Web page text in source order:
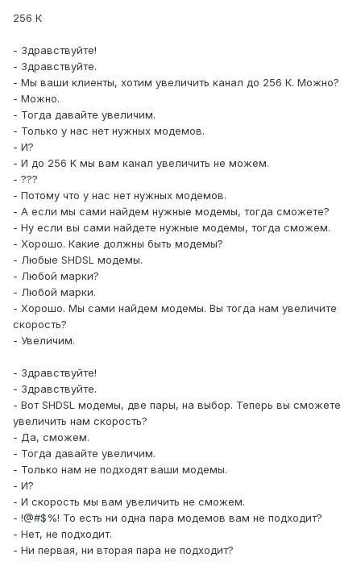
256 К
- Здравствуйте!
- Здравствуйте.
- Мы ваши клиенты, хотим увеличить канал до 256 К. Можно?
- Можно.
- Тогда давайте увеличим.
- Только у нас нет нужных модемов.
- И?
- И до 256 К мы вам канал увеличить не можем.
- ???
- Потому что у нас нет нужных модемов.
- А если мы сами найдем нужные модемы, тогда сможете?
- Ну если вы сами найдете нужные модемы, тогда сможем.
- Хорошо. Какие должны быть модемы?
- Любые SHDSL модемы.
- Любой марки?
- Любой марки.
- Хорошо. Мы сами найдем модемы. Вы тогда нам увеличите
скорость?
- Увеличим.
- Здравствуйте!
- Здравствуйте.
- Вот SHDSL модемы, две пары, на выбор. Теперь вы сможете
увеличить нам скорость?
- Да, сможем.
- Тогда давайте увеличим.
- Только нам не подходят ваши модемы.
- И?
- И скорость мы вам увеличить не сможем.
- !@#$%! То есть ни одна пара модемов вам не подходит?
- Нет, не подходит.
- Ни первая, ни вторая пара не подходит?